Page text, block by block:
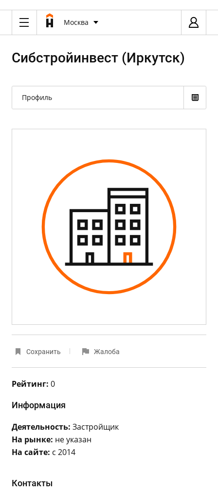
Москва
Сибстройинвест (Иркутск)
Профиль
Сохранить Жалоба
Рейтинг: 0
Информация
Деятельность: Застройщик
На рынке: не указан
На сайте: с 2014
Контакты